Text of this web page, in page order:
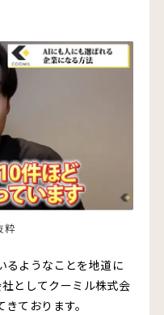
粋
るようなことを地道に
としてクーミル株式会
ております。